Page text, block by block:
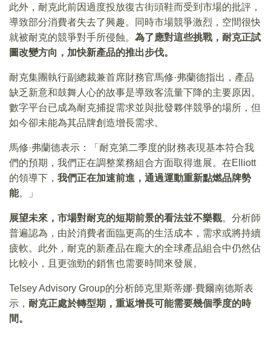
此外，耐克此前因過度投放復古街頭鞋而受到市場的批評，
導致部分消費者失去了興趣。同時市場競爭激烈，空間很快
就被耐克的競爭對手所侵蝕。 為了應對這些挑戰，耐克正試
圖改變方向，加快新產品的推出步伐。
耐克集團執行副總裁兼首席財務官馬修·弗蘭德指出，產品
缺乏新意和鼓舞人心的故事是導致客流量下降的主要原因。
數字平台已成為耐克捕捉需求並與批發夥伴競爭的場所，但
如今卻未能為其品牌創造增長需求。
馬修·弗蘭德表示：「耐克第二季度的財務表現基本符合我
們的預期，我們正在調整業務組合方面取得進展。在Elliott
的領導下， 我們正在加速前進，通過運動重新點燃品牌勢
能。」
展望未來，市場對耐克的短期前景的看法並不樂觀。分析師
普遍認為，由於消費者面臨更高的生活成本，需求或將持續
疲軟。此外，耐克的新產品在龐大的全球產品組合中仍然佔
比較小，且更強勁的銷售也需要時間來發展。
Telsey Advisory Group的分析師克里斯蒂娜·費爾南德斯表
示， 耐克正處於轉型期，重返增長可能需要幾個季度的時
間。